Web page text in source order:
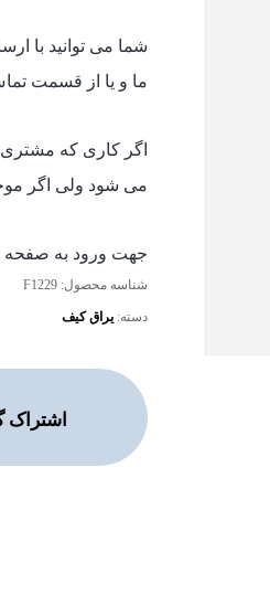
شما می توانید با
ما و یا از قسمت
اگر کاری که
می شود ولی اگر موجود نباشد حدودا ۱۰ الی
جهت ورود به صفحه
شناسه محصول: F1229
دسته: یراق کیف